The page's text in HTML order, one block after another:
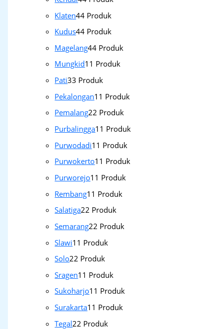
Klaten44 Produk
Kudus44 Produk
Magelang44 Produk
Mungkid1 1 Produk
Pati33 Produk
Pekalongan1 1 Produk
Pemalang22 Produk
Purbalingga1 1 Produk
Purwodadi1 1 Produk
Purwokerto1 1 Produk
Purworejo1 1 Produk
Rembang1 1 Produk
Salatiga22 Produk
Semarang22 Produk
Slawi1 1 Produk
Solo22 Produk
Sragen1 1 Produk
Sukoharjo1 1 Produk
Surakarta1 1 Produk
Tegal22 Produk